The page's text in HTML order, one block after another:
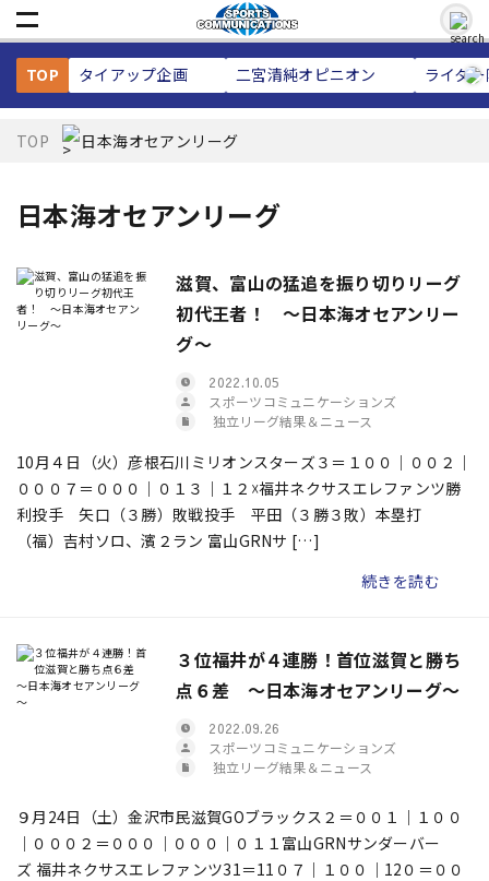
TOP タイアップ企画 二宮清純オピニオン ライタ
TOP 日本海オセアンリーグ
日本海オセアンリーグ
滋賀、富山の猛追を振り切りリーグ
初代王者！ ～日本海オセアンリー
グ～
2022.10.05
スポーツコミュニケーションズ
独立リーグ結果＆ニュース
10月４日（火）彦根石川ミリオンスターズ３＝１００｜００２｜
０００７＝０００｜０１３｜１２☓福井ネクサスエレファンツ勝
利投手 矢口（３勝）敗戦投手 平田（３勝３敗）本塁打
（福）吉村ソロ、濱２ラン 富山GRNサ […]
続きを読む
３位福井が４連勝！首位滋賀と勝ち
点６差 ～日本海オセアンリーグ～
2022.09.26
スポーツコミュニケーションズ
独立リーグ結果＆ニュース
９月24日（土）金沢市民滋賀GOブラックス２＝００１｜１００
｜０００２＝０００｜０００｜０１１富山GRNサンダーバー
ズ 福井ネクサスエレファンツ31＝11０７｜１００｜12０＝００